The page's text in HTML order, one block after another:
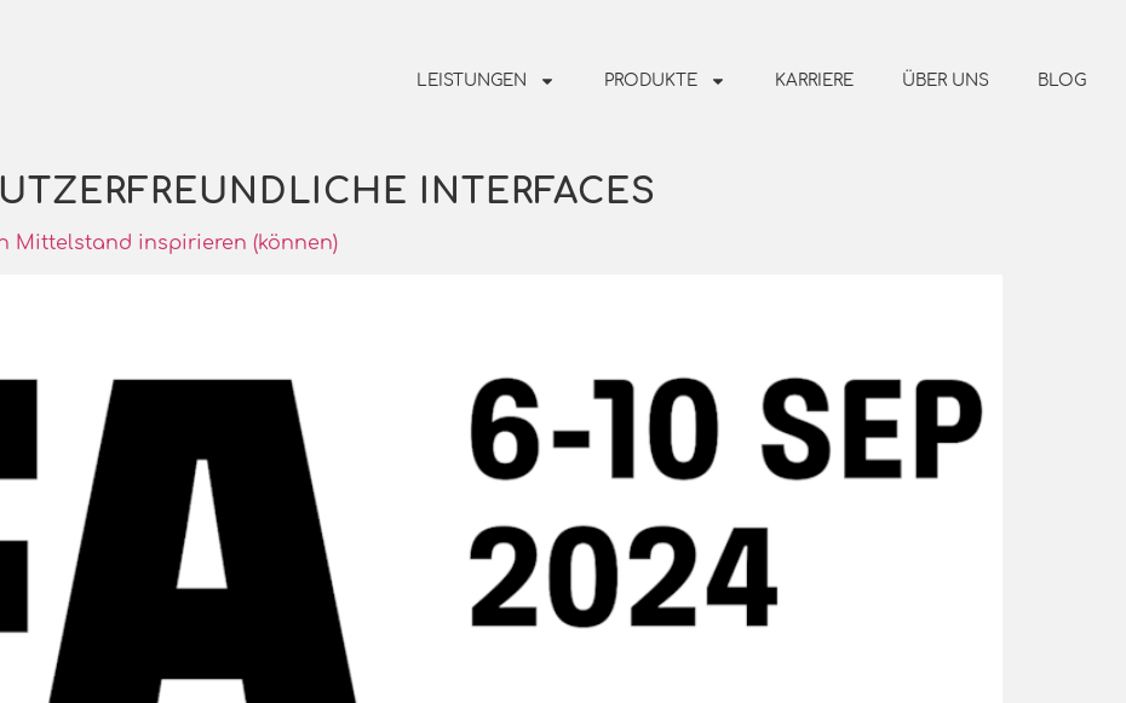
LEISTUNGEN PRODUKTE KARRIERE ÜBER UNS BLOG
INTERFACES
Mittelstand inspirieren (können)